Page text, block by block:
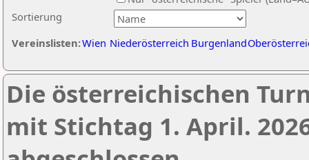
Sortierung
Vereinslisten:Wien Niederösterreich Burgenland
Die österreichischen
mit Stichtag 1. April.